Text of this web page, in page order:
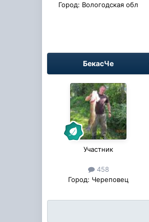
Город: Вологодская обл
БекасЧе
Участник
458
Город: Череповец